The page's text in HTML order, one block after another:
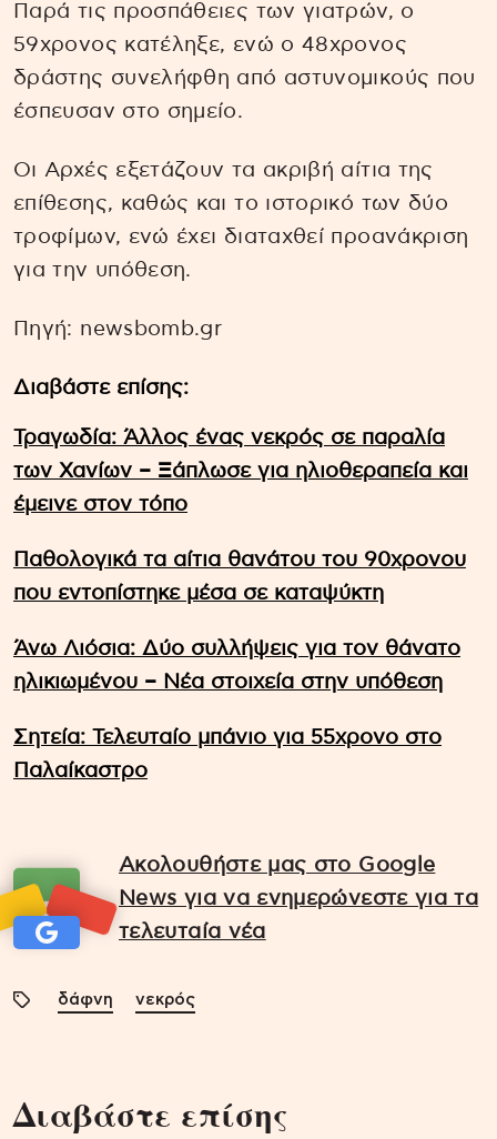
Παρά τις προσπάθειες των γιατρών, ο
59χρονος κατέληξε, ενώ ο 48χρονος
δράστης συνελήφθη από αστυνομικούς που
έσπευσαν στο σημείο.
Οι Αρχές εξετάζουν τα ακριβή αίτια της
επίθεσης, καθώς και το ιστορικό των δύο
τροφίμων, ενώ έχει διαταχθεί προανάκριση
για την υπόθεση.
Πηγή: newsbomb.gr
Διαβάστε επίσης:
Τραγωδία: Άλλος ένας νεκρός σε παραλία
των Χανίων – Ξάπλωσε για ηλιοθεραπεία και
έμεινε στον τόπο
Παθολογικά τα αίτια θανάτου του 90χρονου
που εντοπίστηκε μέσα σε καταψύκτη
Άνω Λιόσια: Δύο συλλήψεις για τον θάνατο
ηλικιωμένου – Νέα στοιχεία στην υπόθεση
Σητεία: Τελευταίο μπάνιο για 55χρονο στο
Παλαίκαστρο
Ακολουθήστε μας στο Google
News για να ενημερώνεστε για τα
τελευταία νέα
δάφνη νεκρός
Διαβάστε επίσης